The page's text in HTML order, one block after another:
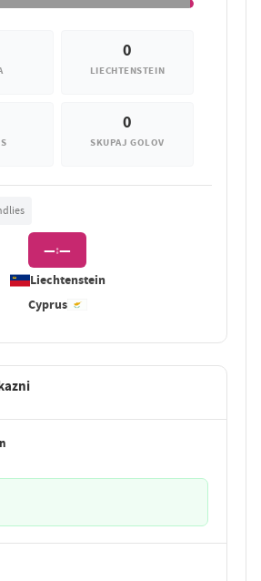
0
LIECHTENSTEIN
0
SKUPAJ GOLOV
Liechtenstein
—:—
Cyprus